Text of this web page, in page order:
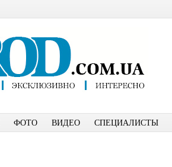
ФОТО ВИДЕО СПЕЦИАЛИСТЫ